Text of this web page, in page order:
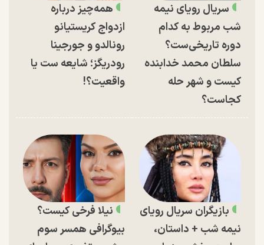
سریال رویای نیمه
شب مربوط به کدام
دوره تاریخی‌ست؟
سلطان محمد خدابنده
کیست و شهر حله
کجاست؟
همه‌چیز درباره
ازدواج کریستیانو
رونالدو و جورجینا
رودریگز؛ شایعه ست یا
واقعیت؟!
بازیگران سریال رویای
نیمه شب + داستان،
نیلا فرخی کیست؟
بیوگرافی همسر سوم